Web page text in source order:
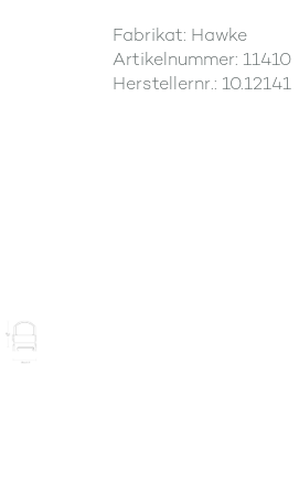
Fabrikat: Hawke
Artikelnummer: 11410
Herstellernr.: 10.12141